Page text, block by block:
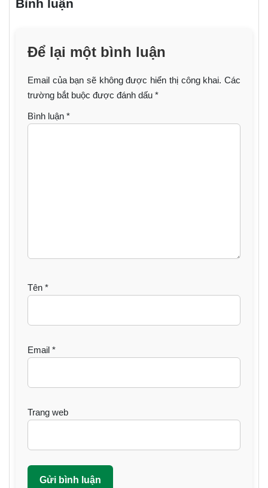
Bình luận
Để lại một bình luận
Email của bạn sẽ không được hiển thị công khai. Các
trường bắt buộc được đánh dấu *
Bình luận *
Tên *
Email *
Trang web